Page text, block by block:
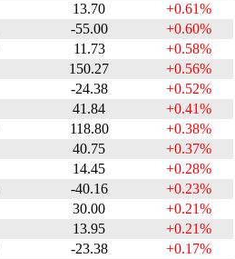
13.70
+0.61%
-55.00
+0.60%
11.73
+0.58%
150.27
+0.56%
-24.38
+0.52%
41.84
+0.41%
118.80
+0.38%
40.75
+0.37%
14.45
+0.28%
-40.16
+0.23%
30.00
+0.21%
13.95
+0.21%
-23.38
+0.17%